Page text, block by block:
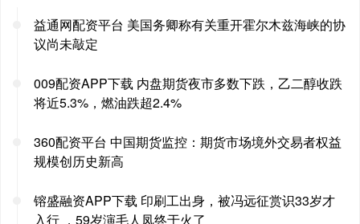
益通网配资平台 美国务卿称有关重开霍尔木兹海峡的协
议尚未敲定
009配资APP下载 内盘期货夜市多数下跌，乙二醇收跌
将近5.3%，燃油跌超2.4%
360配资平台 中国期货监控：期货市场境外交易者权益
规模创历史新高
镕盛融资APP下载 印刷工出身，被冯远征赏识33岁才
入行 ，59岁演毛人凤终于火了